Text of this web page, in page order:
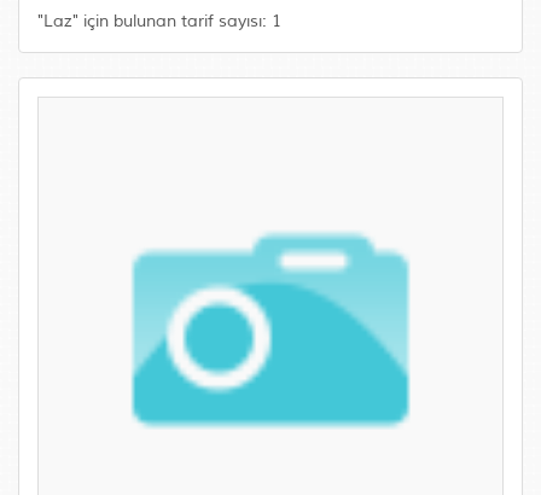
"Laz" için bulunan tarif sayısı: 1